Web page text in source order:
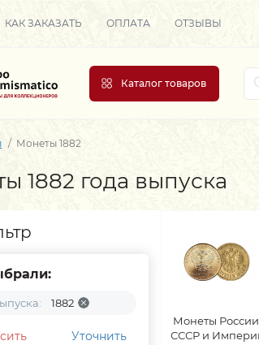
КАК ЗАКАЗАТЬ ОПЛАТА ОТЗЫВЫ
Каталог товаров
Монеты 1882
1882 года выпуска
1882
Уточнить
Монеты
СССР и